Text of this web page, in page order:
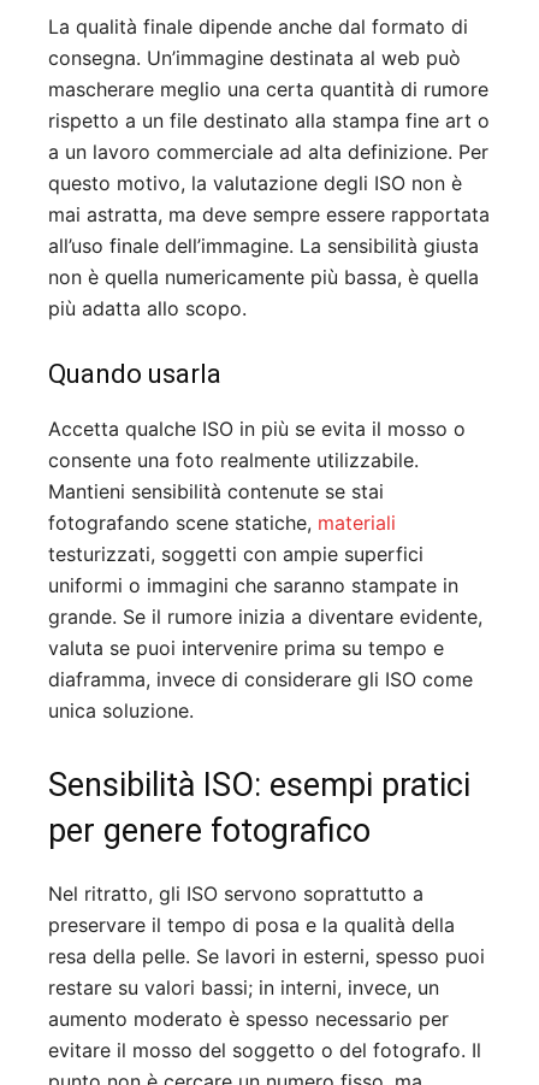
La qualità finale dipende anche dal formato di
consegna. Un’immagine destinata al web può
mascherare meglio una certa quantità di rumore
rispetto a un file destinato alla stampa fine art o
a un lavoro commerciale ad alta definizione. Per
questo motivo, la valutazione degli ISO non è
mai astratta, ma deve sempre essere rapportata
all’uso finale dell’immagine. La sensibilità giusta
non è quella numericamente più bassa, è quella
più adatta allo scopo.
Quando usarla
Accetta qualche ISO in più se evita il mosso o
consente una foto realmente utilizzabile.
Mantieni sensibilità contenute se stai
fotografando scene statiche, materiali
testurizzati, soggetti con ampie superfici
uniformi o immagini che saranno stampate in
grande. Se il rumore inizia a diventare evidente,
valuta se puoi intervenire prima su tempo e
diaframma, invece di considerare gli ISO come
unica soluzione.
Sensibilità ISO: esempi pratici
per genere fotografico
Nel ritratto, gli ISO servono soprattutto a
preservare il tempo di posa e la qualità della
resa della pelle. Se lavori in esterni, spesso puoi
restare su valori bassi; in interni, invece, un
aumento moderato è spesso necessario per
evitare il mosso del soggetto o del fotografo. Il